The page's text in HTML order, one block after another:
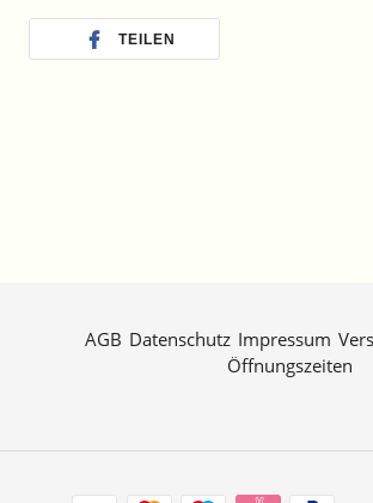
TEILEN
AGB Datenschutz Impressum
Öffnungszeiten